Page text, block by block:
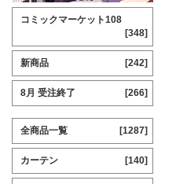
コミックマーケット108
[348]
新商品 [242]
8月 受注終了 [266]
全商品一覧 [1287]
カーテン [140]